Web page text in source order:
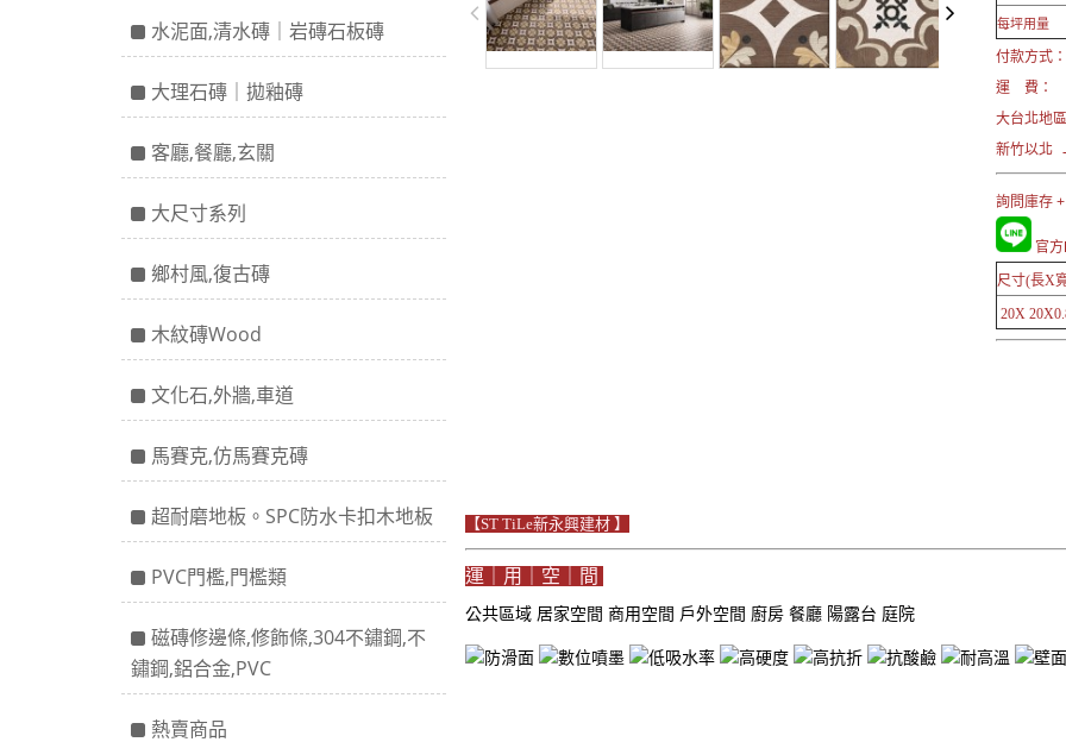
水泥面,清水磚｜岩磚石板磚
大理石磚｜拋釉磚
客廳,餐廳,玄關
大尺寸系列
鄉村風,復古磚
木紋磚Wood
文化石,外牆,車道
馬賽克,仿馬賽克磚
超耐磨地板。SPC防水卡扣木地板
PVC門檻,門檻類
磁磚修邊條,修飾條,304不鏽鋼,不
鏽鋼,鋁合金,PVC
熱賣商品
每坪用量
付款方式
運 費：
大台北地
新竹以北
詢問庫存
官
尺寸(長X
20X
【ST TiLe新永興建材 】
運｜用｜空｜間
公共區域 居家空間商用空間 戶外空間 廚房餐廳 陽露台 庭院